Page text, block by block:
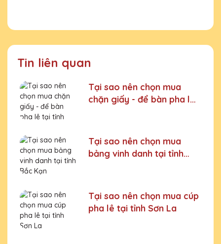
Tin liên quan
Tại sao nên chọn mua
chặn giấy - để bàn pha lê
Tại sao nên chọn mua
bảng vinh danh tại tỉnh
Tại sao nên chọn mua cúp
pha lê tại tỉnh Sơn La